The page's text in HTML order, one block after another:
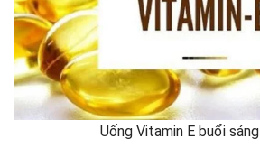
Uống Vitamin E buổi